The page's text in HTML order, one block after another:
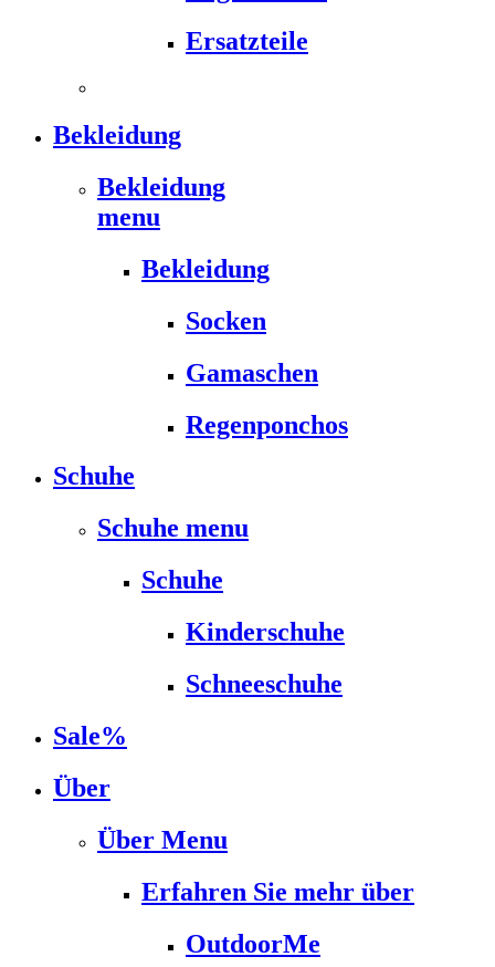
Ersatzteile
Bekleidung
Bekleidung
menu
Bekleidung
Socken
Gamaschen
Regenponchos
Schuhe
Schuhe menu
Schuhe
Kinderschuhe
Schneeschuhe
Sale%
Über
Über Menu
Erfahren Sie mehr über
OutdoorMe